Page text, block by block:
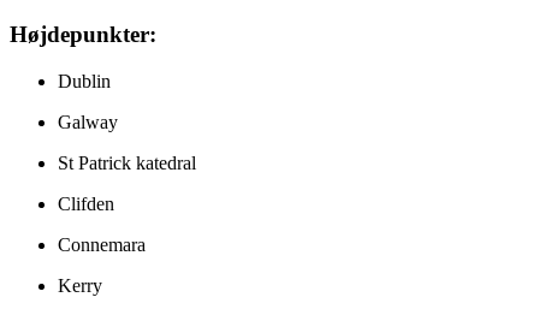
Højdepunkter:
Dublin
Galway
St Patrick katedral
Clifden
Connemara
Kerry